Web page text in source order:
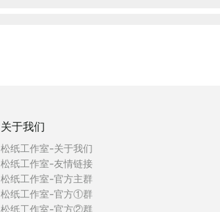
关于我们
松纸工作室-关于我们
松纸工作室-友情链接
松纸工作室-官方主群
松纸工作室-官方①群
松纸工作室-官方②群